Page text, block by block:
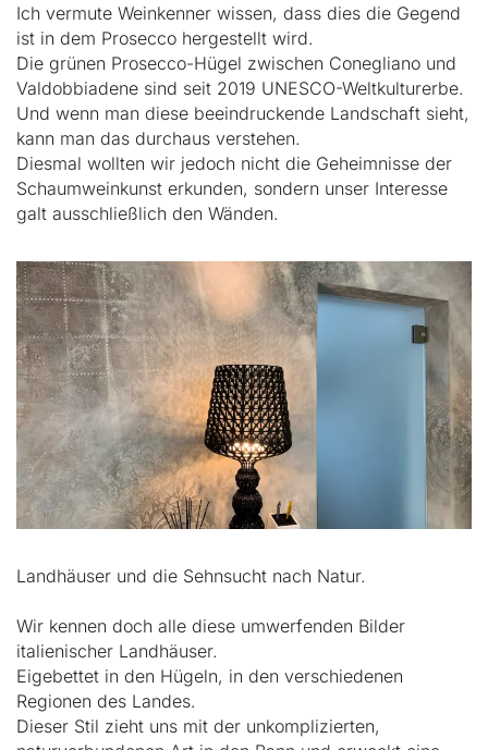
Ich vermute Weinkenner wissen, dass dies die Gegend
ist in dem Prosecco hergestellt wird.
Die grünen Prosecco-Hügel zwischen Conegliano und
Valdobbiadene sind seit 2019 UNESCO-Weltkulturerbe.
Und wenn man diese beeindruckende Landschaft sieht,
kann man das durchaus verstehen.
Diesmal wollten wir jedoch nicht die Geheimnisse der
Schaumweinkunst erkunden, sondern unser Interesse
galt ausschließlich den Wänden.
Landhäuser und die Sehnsucht nach Natur.
Wir kennen doch alle diese umwerfenden Bilder
italienischer Landhäuser.
Eigebettet in den Hügeln, in den verschiedenen
Regionen des Landes.
Dieser Stil zieht uns mit der unkomplizierten,